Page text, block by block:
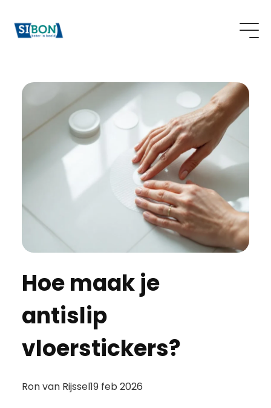
Hoe maak je
antislip
vloerstickers?
Posted
Ron van Rijssel19 feb 2026